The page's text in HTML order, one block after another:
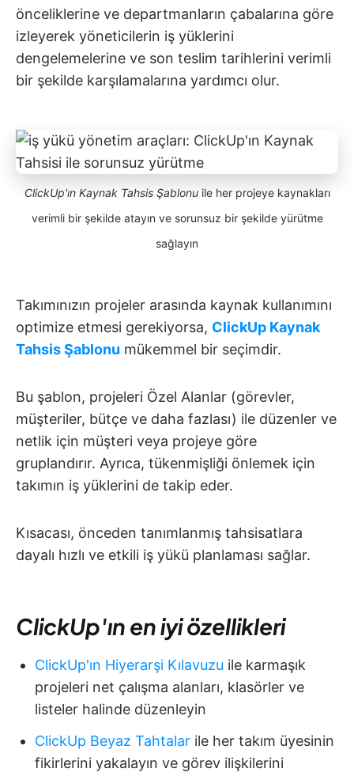
önceliklerine ve departmanların çabalarına göre
izleyerek yöneticilerin iş yüklerini
dengelemelerine ve son teslim tarihlerini verimli
bir şekilde karşılamalarına yardımcı olur.
ClickUp'ın Kaynak Tahsis Şablonuile her projeye kaynakları
verimli bir şekilde atayın ve sorunsuz bir şekilde yürütme
sağlayın
Takımınızın projeler arasında kaynak kullanımını
optimize etmesi gerekiyorsa, ClickUp Kaynak
Tahsis Şablonu mükemmel bir seçimdir.
Bu şablon, projeleri Özel Alanlar (görevler,
müşteriler, bütçe ve daha fazlası) ile düzenler ve
netlik için müşteri veya projeye göre
gruplandırır. Ayrıca, tükenmişliği önlemek için
takımın iş yüklerini de takip eder.
Kısacası, önceden tanımlanmış tahsisatlara
dayalı hızlı ve etkili iş yükü planlaması sağlar.
ClickUp'ın en iyi özellikleri
ClickUp'ın Hiyerarşi Kılavuzu ile karmaşık
projeleri net çalışma alanları, klasörler ve
listeler halinde düzenleyin
ClickUp Beyaz Tahtalar ile her takım üyesinin
fikirlerini yakalayın ve görev ilişkilerini